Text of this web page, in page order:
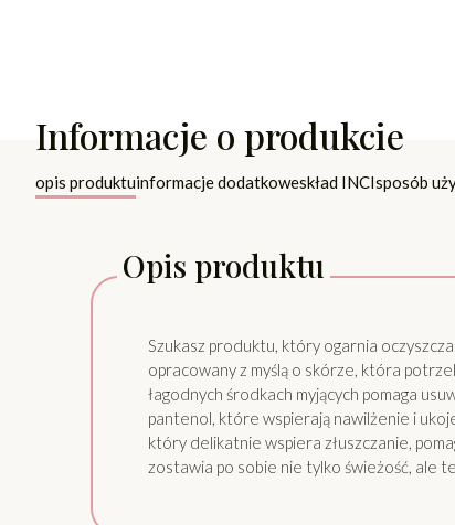
Informacje o produkcie
opis produktuinformacje dodatkoweskład INCIsposób
Opis produktu
Szukasz produktu, który ogarnia
opracowany z myślą o skórze, która
łagodnych środkach myjących pomaga
pantenol, które wspierają nawilżenie i
który delikatnie wspiera złuszczanie,
zostawia po sobie nie tylko świeżość, ale